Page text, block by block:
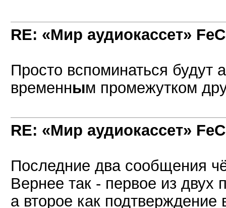
RE: «Мир аудиокассет»
Просто вспоминаться будут
временным промежутком
RE: «Мир аудиокассет»
Последние два сообщения
Вернее так - первое из двух
а второе как подтверждение